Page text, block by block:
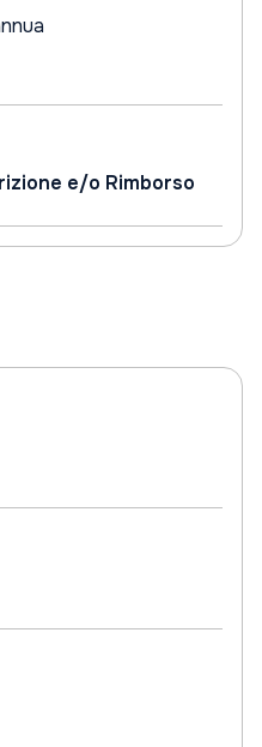
e/o Rimborso